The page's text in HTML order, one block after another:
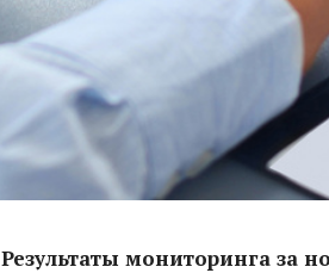
Результаты мониторинга за